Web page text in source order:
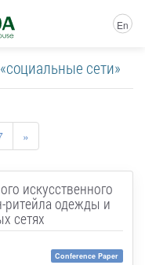
En
сети»
»
искусственного
ритейла одежды и
сетях
Conference Paper